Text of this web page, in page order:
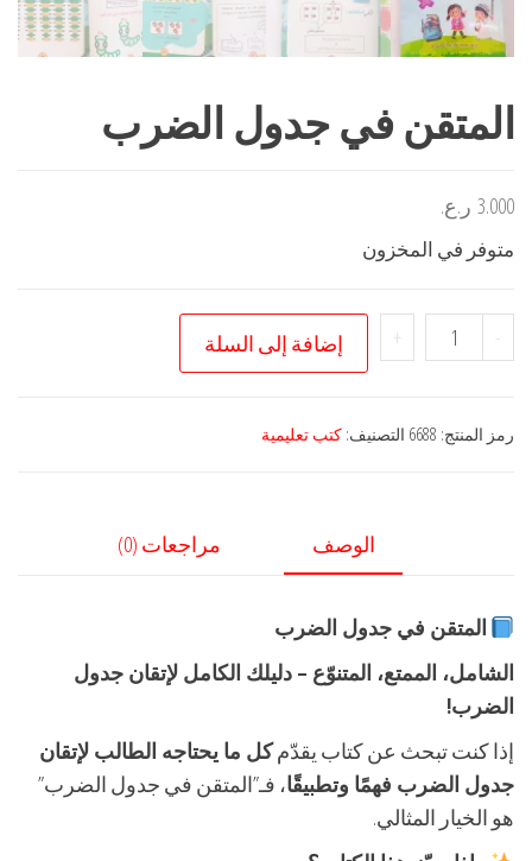
المتقن في جدول الضرب
3.000 ر.ع.
متوفر في المخزون
-
كمية
المتقن
جدول
+ إضافة إلى السلة
رمز المنتج: 6688 التصنيف: كتب تعليمية
الوصف مراجعات (0)
المتقن في جدول الضرب
الشامل، الممتع، المتنوّع – دليلك الكامل لإتقان جدول
الضرب!
إذا كنت تبحث عن كتاب يقدّمكل ما يحتاجه الطالب لإتقان
جدول الضرب فهمًا وتطبيقًا، فـ”المتقن في جدول الضرب”
هو الخيار المثالي.